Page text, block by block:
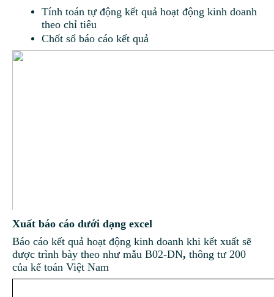
Tính toán tự động kết quả hoạt động kinh doanh
theo chỉ tiêu
Chốt sổ báo cáo kết quả
Xuất báo cáo dưới dạng excel
Báo cáo kết quả hoạt động kinh doanh khi kết xuất sẽ
được trình bày theo như mẫu B02-DN, thông tư 200
của kế toán Việt Nam